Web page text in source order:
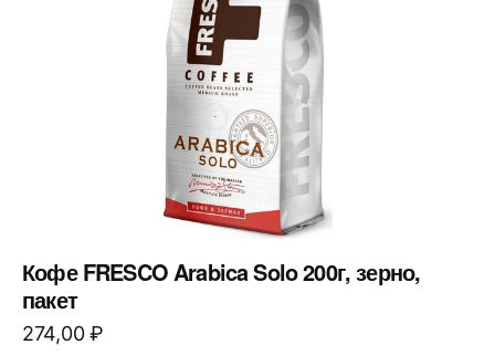
Кофе FRESCO Arabica Solo 200г, зерно,
пакет
274,00₽